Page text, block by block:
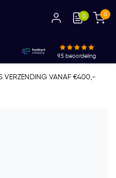
0 0
9.5 beoordeling
VERZENDING VANAF €400,-